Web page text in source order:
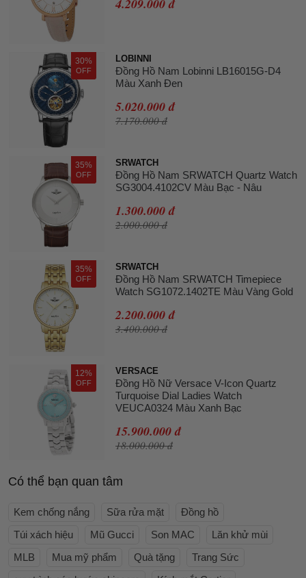
4.209.000 đ
30%
OFF
LOBINNI
Đồng Hồ Nam Lobinni LB16015G-D4
Màu Xanh Đen
5.020.000 đ
7.170.000 đ
35%
OFF
SRWATCH
Đồng Hồ Nam SRWATCH Quartz Watch
SG3004.4102CV Màu Bạc - Nâu
1.300.000 đ
2.000.000 đ
35%
OFF
SRWATCH
Đồng Hồ Nam SRWATCH Timepiece
Watch SG1072.1402TE Màu Vàng Gold
2.200.000 đ
3.400.000 đ
12%
OFF
VERSACE
Đồng Hồ Nữ Versace V-Icon Quartz
Turquoise Dial Ladies Watch
VEUCA0324 Màu Xanh Bạc
15.900.000 đ
18.000.000 đ
Có thể bạn quan tâm
Kem chống nắng Sữa rửa mặt
Đồng hồ
Túi xách hiệu
Mũ Gucci Son MAC
Lăn khử mùi
MLB
Mua mỹ phẩm Quà tặng
Trang Sức